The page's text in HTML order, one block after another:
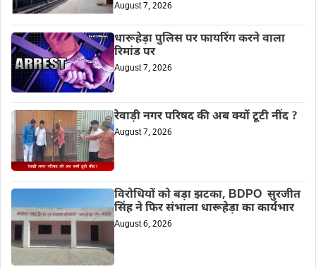
August 7, 2026
धारूहेड़ा पुलिस पर फायरिंग करने वाला
रिमांड पर
August 7, 2026
रेवाड़ी नगर परिषद की अब क्यों टूटी नींद ?
August 7, 2026
विरोधियों को बड़ा झटका, BDPO सुरजीत
सिंह ने फिर संभाला धारूहेड़ा का कार्यभार
August 6, 2026